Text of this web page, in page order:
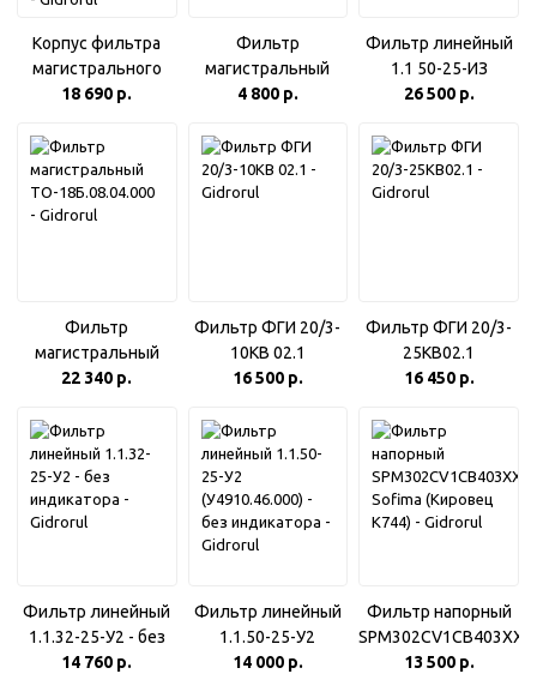
Корпус фильтра
магистрального
(Фильтр в сборе)
(ТО-28А.07.04.000)
18 690 р.
Фильтр
магистральный
ПК-2202.47.00.600
4 800 р.
Фильтр линейный
1.1 50-25-ИЗ
(У4910.46.000)
26 500 р.
Фильтр
магистральный
ТО-18Б.08.04.000
22 340 р.
Фильтр ФГИ 20/3-
10КВ 02.1
16 500 р.
Фильтр ФГИ 20/3-
25КВ02.1
16 450 р.
Фильтр линейный
1.1.32-25-У2 - без
индикатора
14 760 р.
Фильтр линейный
1.1.50-25-У2
(У4910.46.000) - без
14 000 р.
Фильтр напорный
SPM302CV1CB403XX
Sofima (Кировец
13 500 р.